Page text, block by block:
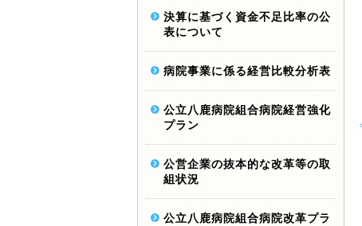
決算に基づく資金不足比率の公
表について
病院事業に係る経営比較分析表
公立八鹿病院組合病院経営強化
プラン
公営企業の抜本的な改革等の取
組状況
公立八鹿病院組合病院改革プラ